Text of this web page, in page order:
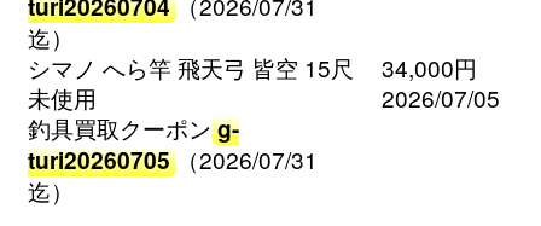
迄）
シマノ へら竿 飛天弓 皆空 15尺
未使用
釣具買取クーポン g-
turi20260705
（2026/07/31
迄）
34,000円
2026/07/05